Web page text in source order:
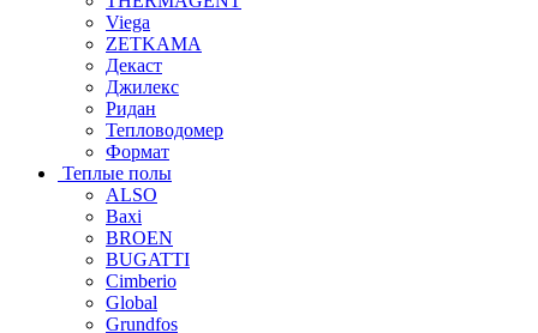
Viega
ZETKAMA
Декаст
Джилекс
Ридан
Тепловодомер
Формат
Теплые полы
ALSO
Baxi
BROEN
BUGATTI
Cimberio
Global
Grundfos